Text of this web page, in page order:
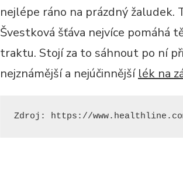
nejlépe ráno na prázdný žaludek.
Švestková šťáva nejvíce pomáhá
traktu. Stojí za to sáhnout po ní
nejznámější a nejúčinnější lék na
Zdroj: https://